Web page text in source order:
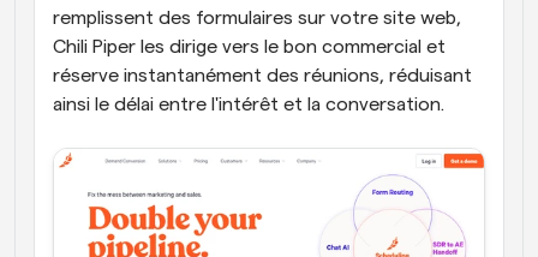
remplissent des formulaires sur votre site web,
Chili Piper les dirige vers le bon commercial et
réserve instantanément des réunions, réduisant
ainsi le délai entre l'intérêt et la conversation.